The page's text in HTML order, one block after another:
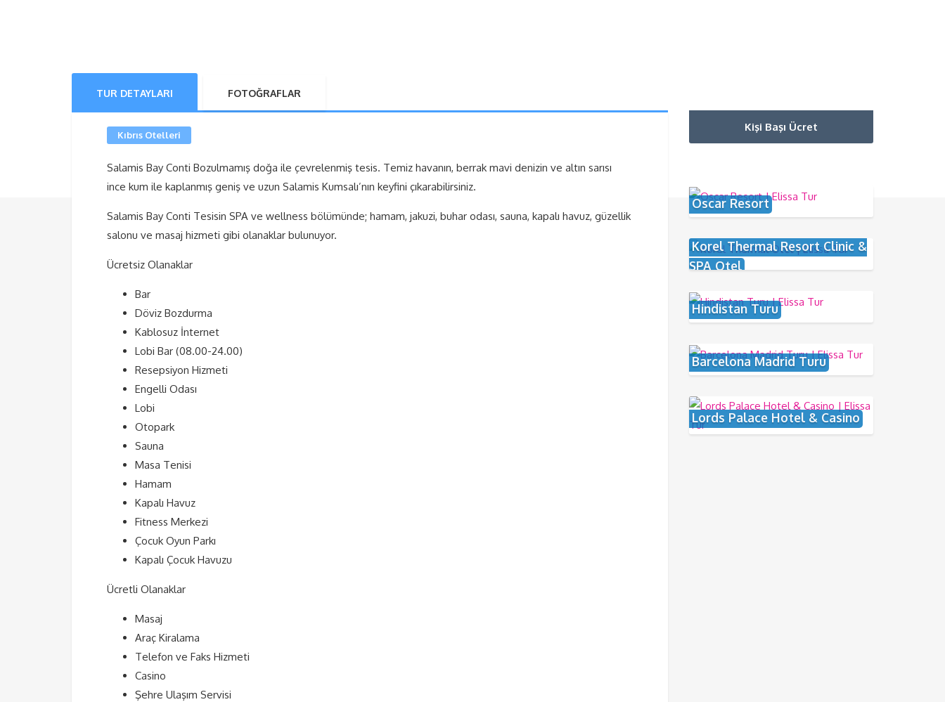
TUR DETAYLARI FOTOĞRAFLAR
Kıbrıs Otelleri
Salamis Bay Conti Bozulmamış doğa ile çevrelenmiş tesis. Temiz havanın, berrak mavi denizin ve altın sarısı
ince kum ile kaplanmış geniş ve uzun Salamis Kumsalı’nın keyfini çıkarabilirsiniz.
Salamis Bay Conti Tesisin SPA ve wellness bölümünde; hamam, jakuzi, buhar odası, sauna, kapalı havuz, güzellik
salonu ve masaj hizmeti gibi olanaklar bulunuyor.
Ücretsiz Olanaklar
Bar
Döviz Bozdurma
Kablosuz İnternet
Lobi Bar (08.00-24.00)
Resepsiyon Hizmeti
Engelli Odası
Lobi
Otopark
Sauna
Masa Tenisi
Hamam
Kapalı Havuz
Fitness Merkezi
Çocuk Oyun Parkı
Kapalı Çocuk Havuzu
Ücretli Olanaklar
Masaj
Araç Kiralama
Telefon ve Faks Hizmeti
Casino
Şehre Ulaşım Servisi
Kişi Başı Ücret
Oscar Resort
Korel Thermal Resort Clinic &
SPA Otel
Hindistan Turu
Barcelona Madrid Turu
Lords Palace Hotel & Casino